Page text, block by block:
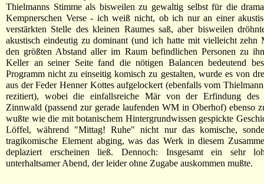
Thielmanns Stimme als bisweilen zu gewaltig selbst für die
Kempnerschen Verse - ich weiß nicht, ob ich nur an einer
verstärkten Stelle des kleinen Raumes saß, aber bisweilen
akustisch eindeutig zu dominant (und ich hatte mit vielleicht zehn
den größten Abstand aller im Raum befindlichen Personen zu
Keller an seiner Seite fand die nötigen Balancen bedeutend
Programm nicht zu einseitig komisch zu gestalten, wurde es von
aus der Feder Henner Kottes aufgelockert (ebenfalls vom
rezitiert), wobei die einfallsreiche Mär von der Erfindung des
Zinnwald (passend zur gerade laufenden WM in Oberhof) ebenso
wußte wie die mit botanischem Hintergrundwissen gespickte
Löffel, während "Mittag! Ruhe" nicht nur das komische,
tragikomische Element abging, was das Werk in diesem
deplaziert erscheinen ließ. Dennoch: Insgesamt ein sehr
unterhaltsamer Abend, der leider ohne Zugabe auskommen mußte.